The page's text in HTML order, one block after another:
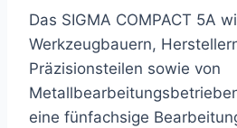
Das SIGMA COMPACT 5A
Werkzeugbauern,
Präzisionsteilen sowie von
eine fünfachsige